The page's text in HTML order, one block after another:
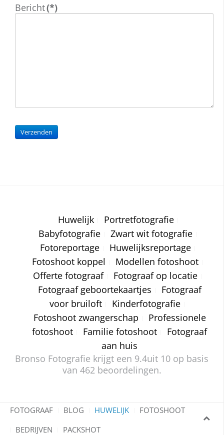
Bericht(*)
Huwelijk
Portretfotografie
Babyfotografie
Zwart wit fotografie
Fotoreportage
Huwelijksreportage
Fotoshoot koppel
Modellen fotoshoot
Offerte fotograaf
Fotograaf op locatie
Fotograaf geboortekaartjes
Fotograaf
voor bruiloft
Kinderfotografie
Fotoshoot zwangerschap
Professionele
fotoshoot
Familie fotoshoot
Fotograaf
aan huis
Bronso Fotografie krijgt een 9.4uit 10 op basis
van 462 beoordelingen.
FOTOGRAAF BLOG HUWELIJK
FOTOSHOOT
BEDRIJVEN
PACKSHOT